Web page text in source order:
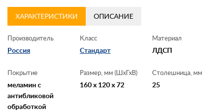
ХАРАКТЕРИСТИКИ ОПИСАНИЕ
Производитель
Россия
Класс
Стандарт
Материал
ЛДСП
Покрытие
меламин с
антибликовой
обработкой
Размер, мм (ШхГхВ)
160 x 120 x 72
Столешница, мм
25